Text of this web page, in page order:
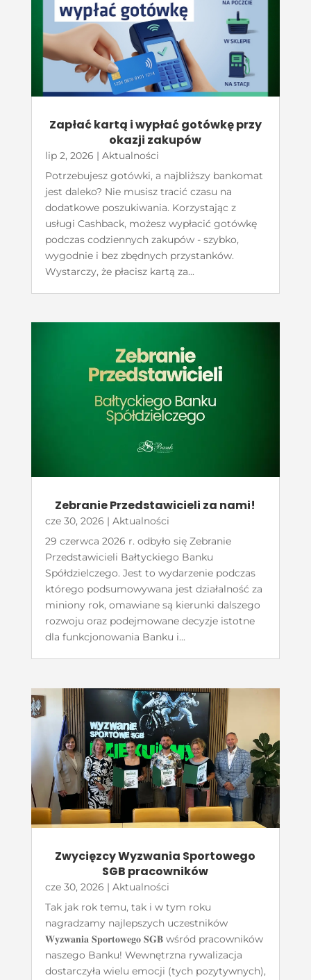
Zapłać kartą i wypłać gotówkę przy
okazji zakupów
lip 2, 2026 | Aktualności
Potrzebujesz gotówki, a najbliższy bankomat
jest daleko? Nie musisz tracić czasu na
dodatkowe poszukiwania. Korzystając z
usługi Cashback, możesz wypłacić gotówkę
podczas codziennych zakupów - szybko,
wygodnie i bez zbędnych przystanków.
Wystarczy, że płacisz kartą za...
Zebranie Przedstawicieli za nami!
cze 30, 2026 | Aktualności
29 czerwca 2026 r. odbyło się Zebranie
Przedstawicieli Bałtyckiego Banku
Spółdzielczego. Jest to wydarzenie podczas
którego podsumowywana jest działalność za
miniony rok, omawiane są kierunki dalszego
rozwoju oraz podejmowane decyzje istotne
dla funkcjonowania Banku i...
Zwycięzcy Wyzwania Sportowego
SGB pracowników
cze 30, 2026 | Aktualności
Tak jak rok temu, tak i w tym roku
nagradzamy najlepszych uczestników
𝐖𝐲𝐳𝐰𝐚𝐧𝐢𝐚 𝐒𝐩𝐨𝐫𝐭𝐨𝐰𝐞𝐠𝐨 𝐒𝐆𝐁 wśród pracowników
naszego Banku! Wewnętrzna rywalizacja
dostarczyła wielu emocji (tych pozytywnych),